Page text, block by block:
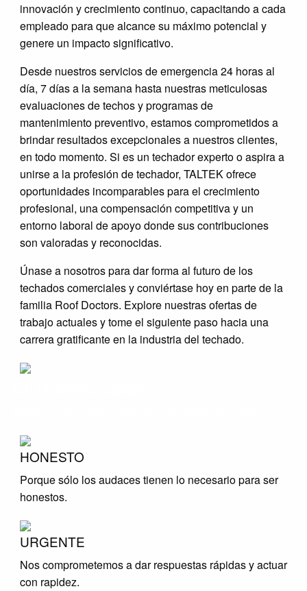
innovación y crecimiento continuo, capacitando a cada
empleado para que alcance su máximo potencial y
genere un impacto significativo.
Desde nuestros servicios de emergencia 24 horas al
día, 7 días a la semana hasta nuestras meticulosas
evaluaciones de techos y programas de
mantenimiento preventivo, estamos comprometidos a
brindar resultados excepcionales a nuestros clientes,
en todo momento. Si es un techador experto o aspira a
unirse a la profesión de techador, TALTEK ofrece
oportunidades incomparables para el crecimiento
profesional, una compensación competitiva y un
entorno laboral de apoyo donde sus contribuciones
son valoradas y reconocidas.
Únase a nosotros para dar forma al futuro de los
techados comerciales y conviértase hoy en parte de la
familia Roof Doctors. Explore nuestras ofertas de
trabajo actuales y tome el siguiente paso hacia una
carrera gratificante en la industria del techado.
HONESTO
Porque sólo los audaces tienen lo necesario para ser
honestos.
URGENTE
Nos comprometemos a dar respuestas rápidas y actuar
con rapidez.